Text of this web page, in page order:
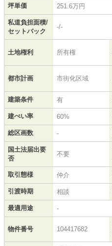
坪単価 251.6万円
私道負担面積/
セットバック
-/-
土地権利 所有権
都市計画 市街化区域
建築条件 有
建ぺい率 60%
総区画数 -
国土法届出要
否
不要
取引態様 仲介
引渡時期 相談
最適用途 -
物件番号 104417682